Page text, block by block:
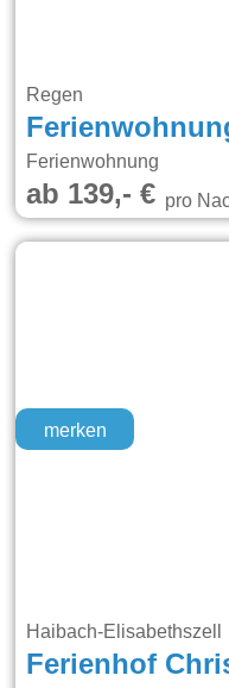
Regen
Ferienwohnung
ab 139,- €pro
merken
Haibach-Elisabethszell
Ferienhof